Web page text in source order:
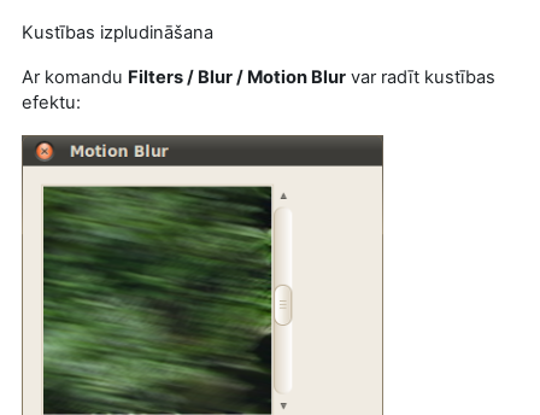
Kustības izpludināšana
Ar komandu Filters / Blur / Motion Blur var radīt kustības
efektu: